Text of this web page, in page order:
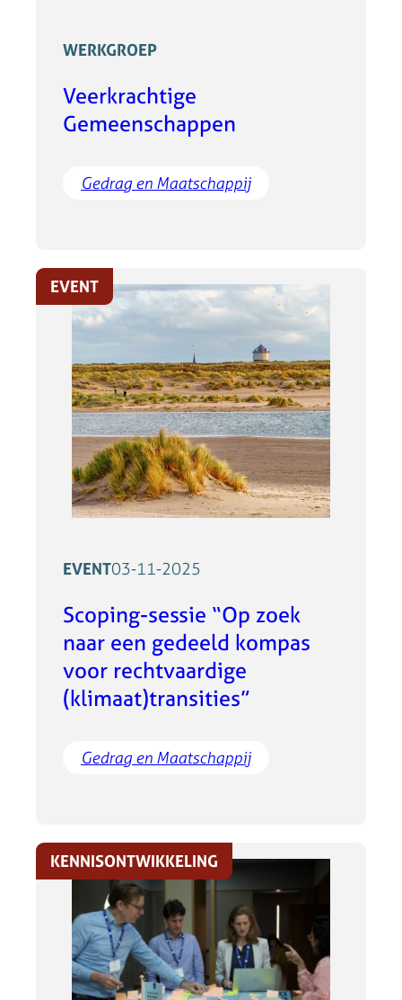
WERKGROEP
Veerkrachtige
Gemeenschappen
Gedrag en Maatschappij
EVENT
EVENT03-11-2025
Scoping-sessie “Op zoek
naar een gedeeld kompas
voor rechtvaardige
(klimaat)transities”
Gedrag en Maatschappij
KENNISONTWIKKELING